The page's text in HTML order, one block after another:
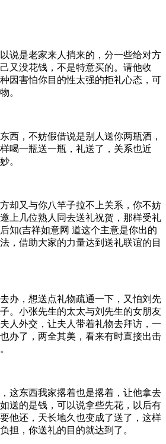
说是老家来人捎来的，分一些给对方
又没花钱，不是特意买的。请他收
因害怕你目的性太强的拒礼心态，可
。
西，不妨假借说是别人送你两瓶酒，
喝一瓶送一瓶，礼送了，关系也近
。
却又与你八竿子拉不上关系，你不妨
上几位熟人同去送礼祝贺，那样受礼
知(吉祥如意网 道这个主意是你出的
，借助大家的力量达到送礼联谊的目
办，想送点礼物疏通一下，又怕刘先
。小张先生的太太与刘先生的女朋友
人外交，让夫人带着礼物去拜访，一
办了，两全其美，看来有时直接出击
这东西我家撂着也是撂着，让他拿去
送的是钱，可以说拿些先花，以后有
他还，天长地久也变成了送了，这样
担，你送礼的目的就达到了。